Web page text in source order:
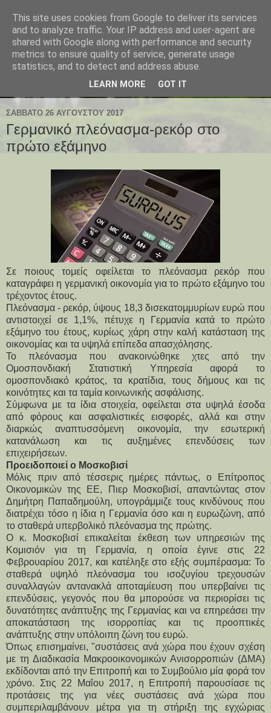
ΣΆΒΒΑΤΟ 26 ΑΥΓΟΎΣΤΟΥ 2017
Γερμανικό πλεόνασμα-ρεκόρ στο
πρώτο εξάμηνο
Σε ποιους τομείς οφείλεται το πλεόνασμα ρεκόρ που
καταγράφει η γερμανική οικονομία για το πρώτο εξάμηνο του
τρέχοντος έτους.
Πλεόνασμα - ρεκόρ, ύψους 18,3 δισεκατομμυρίων ευρώ που
αντιστοιχεί σε 1,1%, πέτυχε η Γερμανία κατά το πρώτο
εξάμηνο του έτους, κυρίως χάρη στην καλή κατάσταση της
οικονομίας και τα υψηλά επίπεδα απασχόλησης.
Το πλεόνασμα που ανακοινώθηκε χτες από την
Ομοσπονδιακή Στατιστική Υπηρεσία αφορά το
ομοσπονδιακό κράτος, τα κρατίδια, τους δήμους και τις
κοινότητες και τα ταμία κοινωνικής ασφάλισης.
Σύμφωνα με τα ίδια στοιχεία, οφείλεται στα υψηλά έσοδα
από φόρους και ασφαλιστικές εισφορές, αλλά και στην
διαρκώς αναπτυσσόμενη οικονομία, την εσωτερική
κατανάλωση και τις αυξημένες επενδύσεις των
επιχειρήσεων.
Προειδοποιεί ο Μοσκοβισί
Μόλις πριν από τέσσερις ημέρες πάντως, ο Επίτροπος
Οικονομικών της ΕΕ, Πιερ Μοσκοβισί, απαντώντας στον
Δημήτρη Παπαδημούλη, υπογράμμιζε τους κινδύνους που
διατρέχει τόσο η ίδια η Γερμανία όσο και η ευρωζώνη, από
το σταθερά υπερβολικό πλεόνασμα της πρώτης.
Ο κ. Μοσκοβισί επικαλείται έκθεση των υπηρεσιών της
Κομισιόν για τη Γερμανία, η οποία έγινε στις 22
Φεβρουαρίου 2017, και κατέληξε στο εξής συμπέρασμα: Το
σταθερά υψηλό πλεόνασμα του ισοζυγίου τρεχουσών
συναλλαγών αντανακλά αποταμίευση που υπερβαίνει τις
επενδύσεις, γεγονός που θα μπορούσε να περιορίσει τις
δυνατότητες ανάπτυξης της Γερμανίας και να επηρεάσει την
αποκατάσταση της ισορροπίας και τις προοπτικές
ανάπτυξης στην υπόλοιπη ζώνη του ευρώ.
Όπως επισημαίνει, "συστάσεις ανά χώρα που έχουν σχέση
με τη Διαδικασία Μακροοικονομικών Ανισορροπιών (ΔΜΑ)
εκδίδονται από την Επιτροπή και το Συμβούλιο μία φορά τον
χρόνο. Στις 22 Μαΐου 2017, η Επιτροπή παρουσίασε τις
προτάσεις της για νέες συστάσεις ανά χώρα που
συμπεριλαμβάνουν μέτρα για τη στήριξη της εγχώριας
This site uses cookies from Google to deliver its services
and to analyze traffic. Your IP address and user-agent are
shared with Google along with performance and security
metrics to ensure quality of service, generate usage
statistics, and to detect and address abuse.
LEARN MORE GOT IT